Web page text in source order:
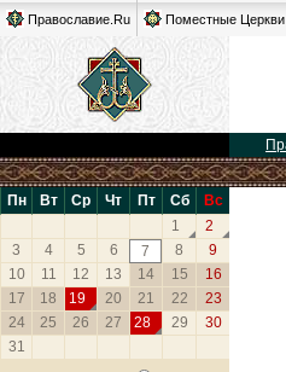
Православие.Ru Поместные Церкви
Пн Вт Ср Чт Пт Сб
Вс
1
2
3
4 5 6 7 8
9
10
11 12 13 14 15
16
17
18 19 20 21 22
23
24
25 26 27 28 29
30
31